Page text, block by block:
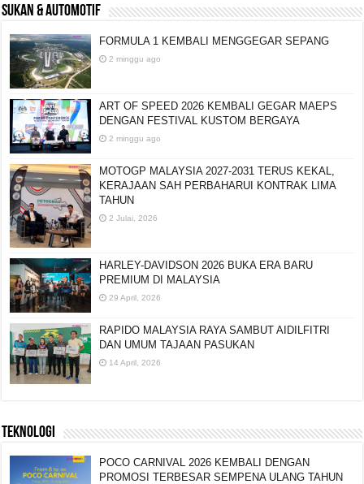
SUKAN & AUTOMOTIF
FORMULA 1 KEMBALI MENGGEGAR SEPANG
2 minggu ago
ART OF SPEED 2026 KEMBALI GEGAR MAEPS
DENGAN FESTIVAL KUSTOM BERGAYA
2 minggu ago
MOTOGP MALAYSIA 2027-2031 TERUS KEKAL,
KERAJAAN SAH PERBAHARUI KONTRAK LIMA
TAHUN
2 Julai, 2026
HARLEY-DAVIDSON 2026 BUKA ERA BARU
PREMIUM DI MALAYSIA
29 April, 2026
RAPIDO MALAYSIA RAYA SAMBUT AIDILFITRI
DAN UMUM TAJAAN PASUKAN
14 April, 2026
TEKNOLOGI
POCO CARNIVAL 2026 KEMBALI DENGAN
PROMOSI TERBESAR SEMPENA ULANG TAHUN